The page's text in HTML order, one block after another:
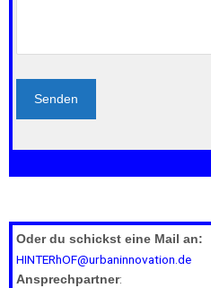
Oder du schickst eine Mail an:
HINTERhOF@urbaninnovation.de
Ansprechpartner: